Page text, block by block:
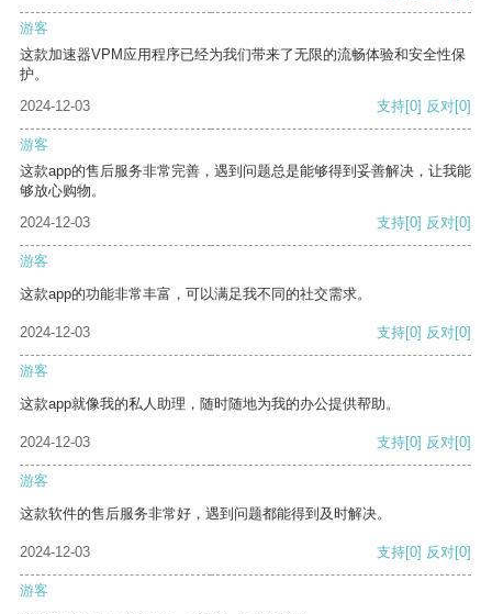
游客
这款加速器VPM应用程序已经为我们带来了无限的流畅体验和安全性保
护。
2024-12-03
支持[0] 反对[0]
游客
这款app的售后服务非常完善，遇到问题总是能够得到妥善解决，让我能
够放心购物。
2024-12-03
支持[0] 反对[0]
游客
这款app的功能非常丰富，可以满足我不同的社交需求。
2024-12-03 支持[0] 反对[0]
游客
这款app就像我的私人助理，随时随地为我的办公提供帮助。
2024-12-03 支持[0] 反对[0]
游客
这款软件的售后服务非常好，遇到问题都能得到及时解决。
2024-12-03 支持[0] 反对[0]
游客